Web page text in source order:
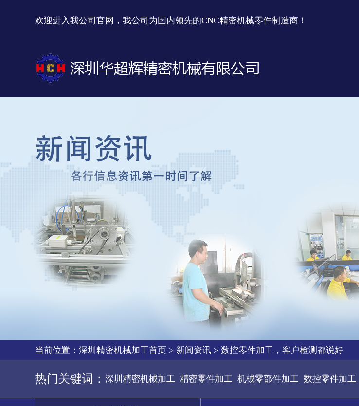
欢迎进入我公司官网，我公司为国内领先的CNC精密机械零件制造商！
当前位置： 深圳精密机械加工首页 > 新闻资讯 > 数控零件加工，客户检测都说好
热门关键词： 深圳精密机械加工 精密零件加工 机械零部件加工 数控零件加工